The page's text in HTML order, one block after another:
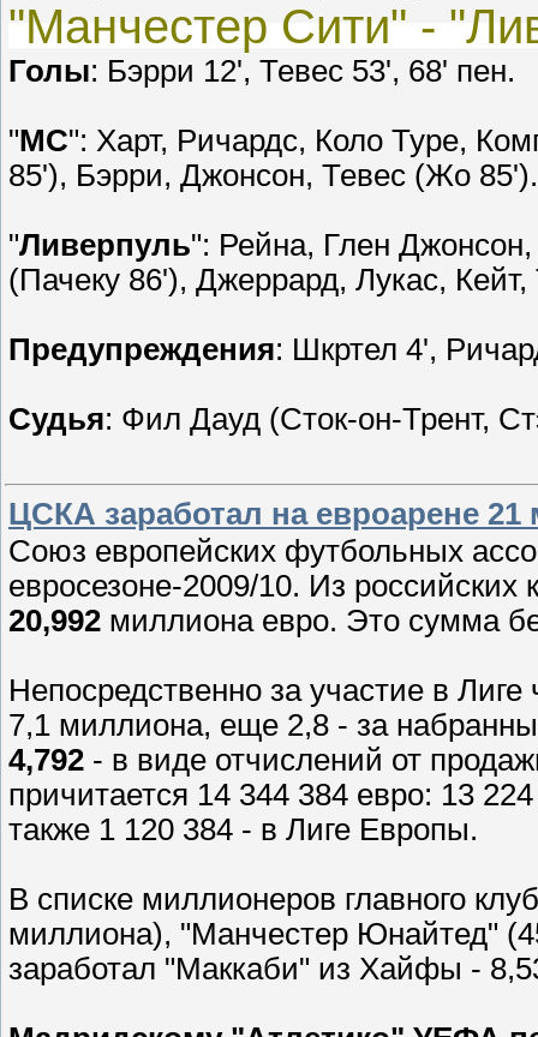
"Манчестер Сити" -
Голы: Бэрри 12', Тевес 53', 68' пен.
"МС": Харт, Ричардс, Коло Туре,
85'), Бэрри, Джонсон, Тевес (Жо
"Ливерпуль": Рейна, Глен
(Пачеку 86'), Джеррард, Лукас,
Предупреждения: Шкртел 4',
Судья: Фил Дауд (Сток-он-Трент,
ЦСКА заработал на евроарене 21
Союз европейских футбольных
евросезоне-2009/10. Из
20,992 миллиона евро. Это сумма
Непосредственно за участие в
7,1 миллиона, еще 2,8 - за
4,792 - в виде отчислений от
причитается 14 344 384 евро: 13
также 1 120 384 - в Лиге Европы.
В списке миллионеров главного
миллиона), "Манчестер Юнайтед"
заработал "Маккаби" из Хайфы -